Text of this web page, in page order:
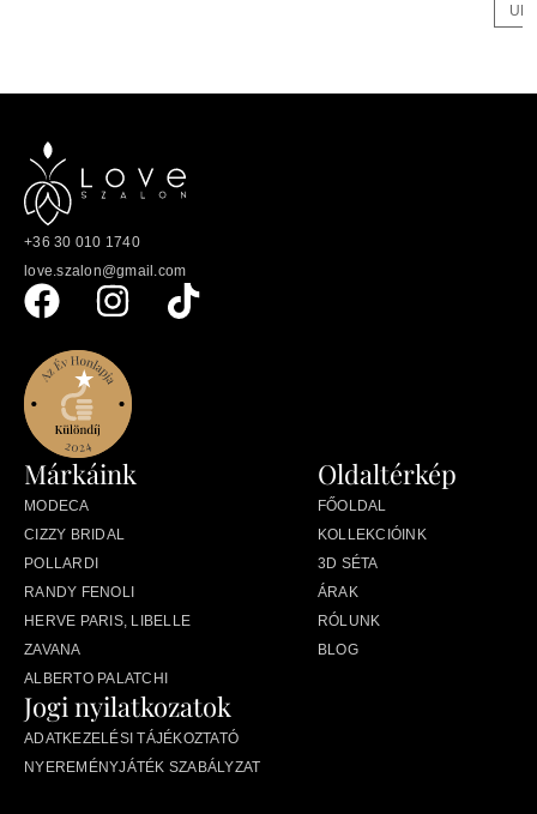
+36 30 010 1740
love.szalon@gmail.com
Oldaltérkép
FŐOLDAL
KOLLEKCIÓINK
3D SÉTA
ÁRAK
RÓLUNK
BLOG
Márkáink
MODECA
CIZZY BRIDAL
POLLARDI
RANDY FENOLI
HERVE PARIS, LIBELLE
ZAVANA
ALBERTO PALATCHI
Jogi nyilatkozatok
ADATKEZELÉSI TÁJÉKOZTATÓ
NYEREMÉNYJÁTÉK SZABÁLYZAT